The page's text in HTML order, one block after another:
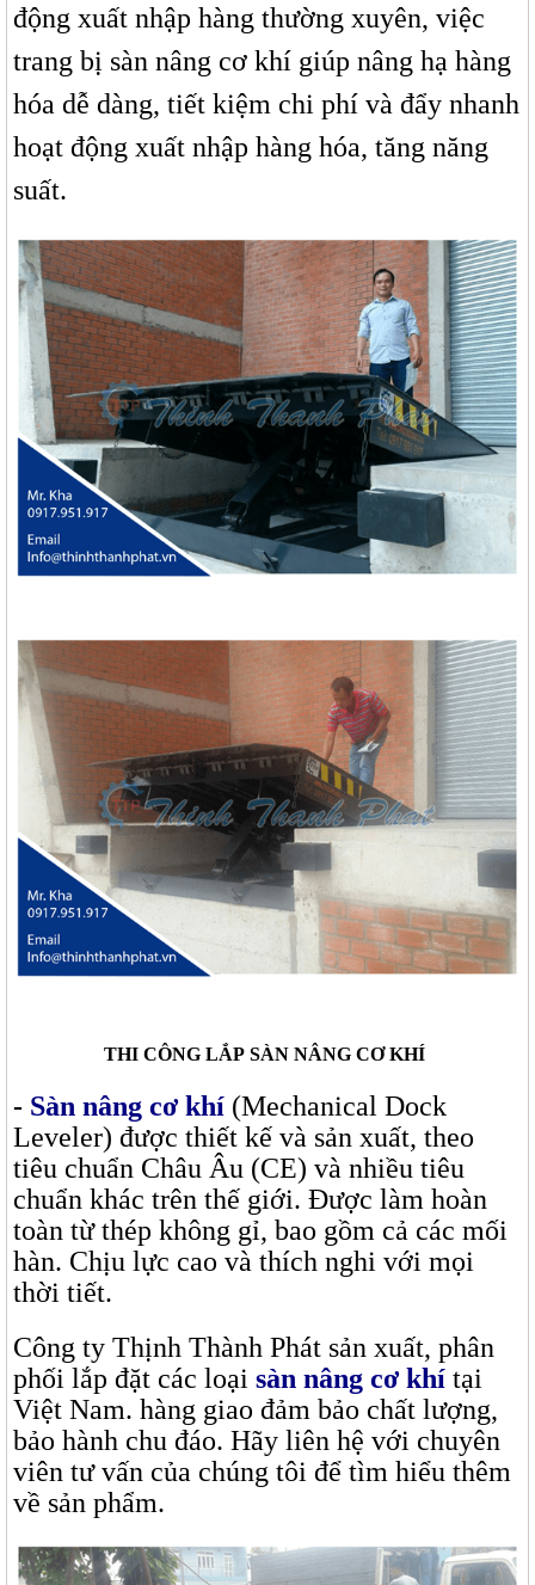
động xuất nhập hàng thường xuyên, việc
trang bị sàn nâng cơ khí giúp nâng hạ hàng
hóa dễ dàng, tiết kiệm chi phí và đẩy nhanh
hoạt động xuất nhập hàng hóa, tăng năng
suất.
THI CÔNG LẮP SÀN NÂNG CƠ KHÍ
- Sàn nâng cơ khí (Mechanical Dock
Leveler) được thiết kế và sản xuất, theo
tiêu chuẩn Châu Âu (CE) và nhiều tiêu
chuẩn khác trên thế giới. Được làm hoàn
toàn từ thép không gỉ, bao gồm cả các mối
hàn. Chịu lực cao và thích nghi với mọi
thời tiết.
Công ty Thịnh Thành Phát sản xuất, phân
phối lắp đặt các loại sàn nâng cơ khí tại
Việt Nam. hàng giao đảm bảo chất lượng,
bảo hành chu đáo. Hãy liên hệ với chuyên
viên tư vấn của chúng tôi để tìm hiểu thêm
về sản phẩm.